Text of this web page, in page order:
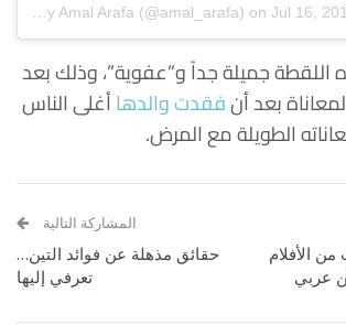
Jul 16,
جميلة جداً و”عفوية”، وذلك بعد
بعد أنفقدت والدهاأغلى الناس
الطويلة مع المرض.
الأفلام
عربي
المشاركة التالية
حقائق مذهلة عن فوائد التين…
تعرفي إليها